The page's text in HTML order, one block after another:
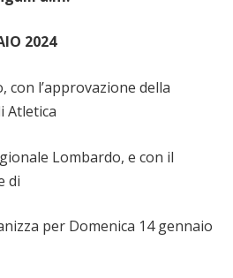
2024
con l’approvazione della
Atletica
Lombardo, e con il
di
per Domenica 14 gennaio